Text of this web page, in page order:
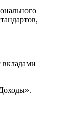
вкладами